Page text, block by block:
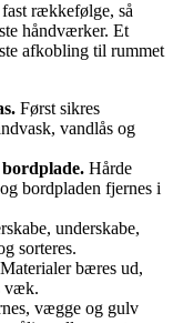
rækkefølge, så
håndværker. Et
afkobling til rummet
Først sikres
vandlås og
Hårde
bordpladen fjernes i
underskabe,
sorteres.
Materialer bæres ud,
væk.
vægge og gulv